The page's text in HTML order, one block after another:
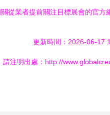
業者提前關注目標展會的官
更新時間：2026-06-17
請注明出處：http://